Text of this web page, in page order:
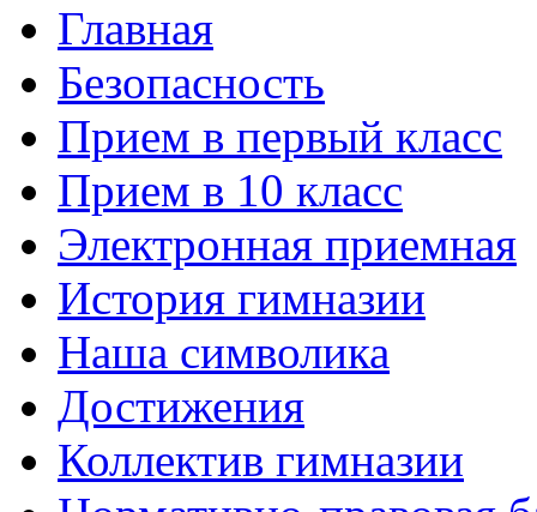
Главная
Безопасность
Прием в первый класс
Прием в 10 класс
Электронная приемная
История гимназии
Наша символика
Достижения
Коллектив гимназии